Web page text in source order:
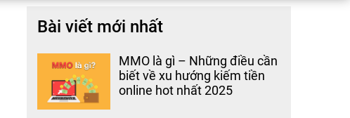
Bài viết mới nhất
MMO là gì – Những điều cần
biết về xu hướng kiếm tiền
online hot nhất 2025